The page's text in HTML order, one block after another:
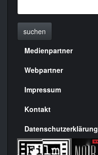
suchen
Menülinks
rechte
Seite
Medienpartner
Webpartner
Impressum
Kontakt
Datenschutzerklärung